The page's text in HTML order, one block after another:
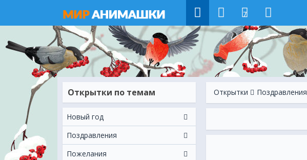
7
Открытки по темам
Новый год
Поздравления
Пожелания
Открытки Поздравления